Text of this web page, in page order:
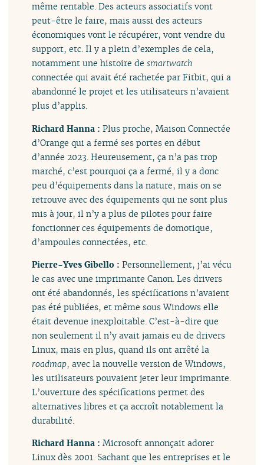
même rentable. Des acteurs associatifs vont
peut-être le faire, mais aussi des acteurs
économiques vont le récupérer, vont vendre du
support, etc. Il y a plein d’exemples de cela,
notamment une histoire desmartwatch
connectée qui avait été rachetée par Fitbit, qui a
abandonné le projet et les utilisateurs n’avaient
plus d’applis.
Richard Hanna :Plus proche, Maison Connectée
d’Orange qui a fermé ses portes en début
d’année 2023. Heureusement, ça n’a pas trop
marché, c’est pourquoi ça a fermé, il y a donc
peu d’équipements dans la nature, mais on se
retrouve avec des équipements qui ne sont plus
mis à jour, il n’y a plus de pilotes pour faire
fonctionner ces équipements de domotique,
d’ampoules connectées, etc.
Pierre-Yves Gibello :Personnellement, j’ai vécu
le cas avec une imprimante Canon. Les drivers
ont été abandonnés, les spécifications n’avaient
pas été publiées, et même sous Windows elle
était devenue inexploitable. C’est-à-dire que
non seulement il n’y avait jamais eu de drivers
Linux, mais en plus, quand ils ont arrêté la
roadmap, avec la nouvelle version de Windows,
les utilisateurs pouvaient jeter leur imprimante.
L’ouverture des spécifications permet des
alternatives libres et ça accroît notablement la
durabilité.
Richard Hanna :Microsoft annonçait adorer
Linux dès 2001. Sachant que les entreprises et le